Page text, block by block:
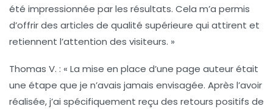
été impressionnée par les résultats. Cela m’a permis
d’offrir des articles de qualité supérieure qui attirent et
retiennent l’attention des visiteurs. »
Thomas V. : « La mise en place d’une page auteurétait
une étape que je n’avais jamais envisagée. Après l’avoir
réalisée, j’ai spécifiquement reçu des retours positifs de